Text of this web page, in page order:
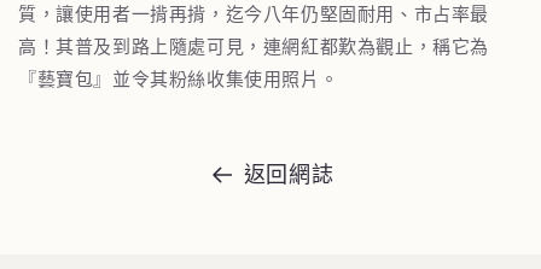
質，讓使用者一揹再揹，迄今八年仍堅固耐用、市占率最
高！其普及到路上隨處可見，連網紅都歎為觀止，稱它為
『藝寶包』並令其粉絲收集使用照片。
返回網誌